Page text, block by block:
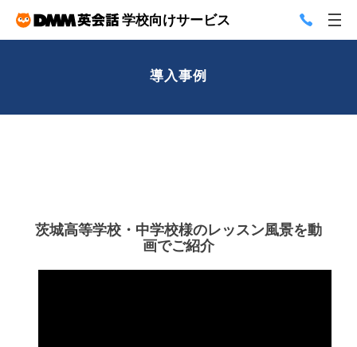
学校向けサービス
導入事例
茨城高等学校・中学校様のレッスン風景を動
画でご紹介